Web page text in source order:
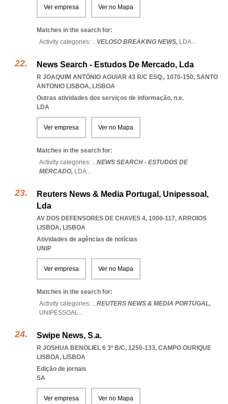
Ver empresa Ver no Mapa
Matches in the search for:
Activity categories: ...VELOSO BREAKING NEWS, LDA...
News Search - Estudos De Mercado, Lda
R JOAQUIM ANTÓNIO AGUIAR 43 R/C ESQ., 1070-150, SANTO
ANTONIO LISBOA, LISBOA
Outras atividades dos serviços de informação, n.e.
LDA
Ver empresa Ver no Mapa
Matches in the search for:
Activity categories: ...NEWS SEARCH - ESTUDOS DE
MERCADO, LDA...
Reuters News & Media Portugal, Unipessoal,
Lda
AV DOS DEFENSORES DE CHAVES 4, 1000-117, ARROIOS
LISBOA, LISBOA
Atividades de agências de notícias
UNIP
Ver empresa Ver no Mapa
Matches in the search for:
Activity categories: ...REUTERS NEWS & MEDIA PORTUGAL,
UNIPESSOAL...
Swipe News, S.a.
R JOSHUA BENOLIEL 6 3º B/C, 1250-133, CAMPO OURIQUE
LISBOA, LISBOA
Edição de jornais
SA
Ver empresa Ver no Mapa